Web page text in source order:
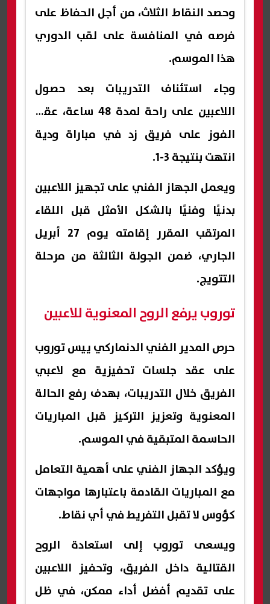
وحصد النقاط الثلاث، من أجل الحفاظ على
فرصه في المنافسة على لقب الدوري
هذا الموسم.
وجاء استئناف التدريبات بعد حصول
اللاعبين على راحة لمدة 48 ساعة، عقب
الفوز على فريق زد في مباراة ودية
انتهت بنتيجة 3-1.
ويعمل الجهاز الفني على تجهيز اللاعبين
بدنيًا وفنيًا بالشكل الأمثل قبل اللقاء
المرتقب المقرر إقامته يوم 27 أبريل
الجاري، ضمن الجولة الثالثة من مرحلة
التتويج.
توروب يرفع الروح المعنوية للاعبين
حرص المدير الفني الدنماركي ييس توروب
على عقد جلسات تحفيزية مع لاعبي
الفريق خلال التدريبات، بهدف رفع الحالة
المعنوية وتعزيز التركيز قبل المباريات
الحاسمة المتبقية في الموسم.
ويؤكد الجهاز الفني على أهمية التعامل
مع المباريات القادمة باعتبارها مواجهات
كؤوس لا تقبل التفريط في أي نقاط.
ويسعى توروب إلى استعادة الروح
القتالية داخل الفريق، وتحفيز اللاعبين
على تقديم أفضل أداء ممكن، في ظل